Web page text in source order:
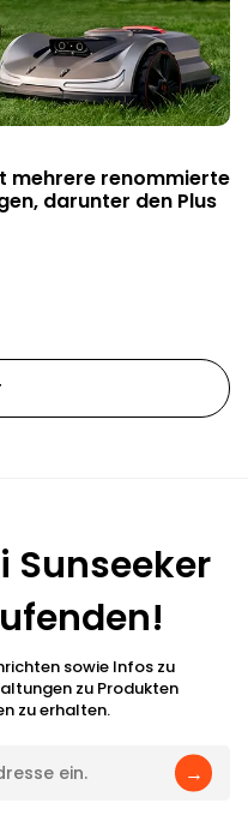
mehrere renommierte
darunter den Plus
Sunseeker
sowie Infos zu
zu Produkten
zu erhalten.
→